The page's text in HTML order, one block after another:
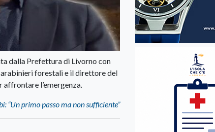
dalla Prefettura di Livorno con
forestali e il direttore del
affrontare l’emergenza.
“Un primo passo ma non sufficiente”